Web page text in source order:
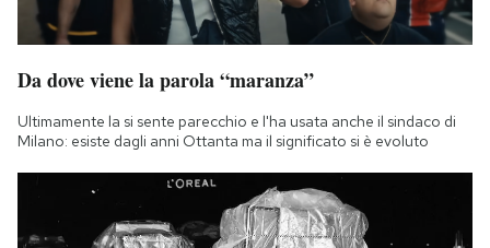
Da dove viene la parola “maranza”
Ultimamente la si sente parecchio e l'ha usata anche il sindaco di
Milano: esiste dagli anni Ottanta ma il significato si è evoluto